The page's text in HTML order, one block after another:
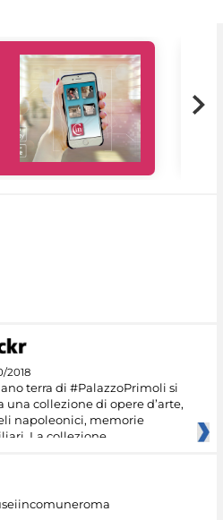
2018
terra di #PalazzoPrimoli si
una collezione di opere d’arte,
napoleonici, memorie
La collezione